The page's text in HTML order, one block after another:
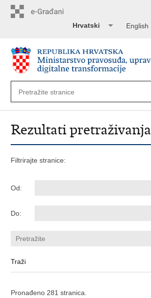
English
Hrvatski
Rezultati pretraživanja
Filtrirajte stranice:
Od:
Do:
Pronađeno 281 stranica.